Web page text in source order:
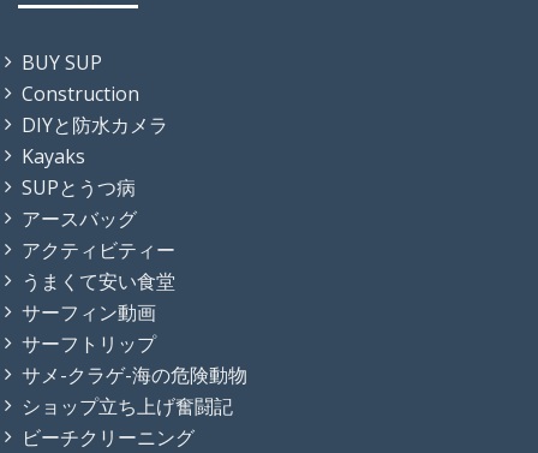
BUY SUP
Construction
DIYと防水カメラ
Kayaks
SUPとうつ病
アースバッグ
アクティビティー
うまくて安い食堂
サーフィン動画
サーフトリップ
サメ-クラゲ-海の危険動物
ショップ立ち上げ奮闘記
ビーチクリーニング